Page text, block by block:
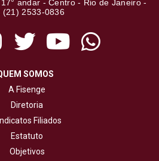
andar - Centro - Rio de Janeiro -
(21) 2533-0836
SOMOS
A Fisenge
Diretoria
Filiados
Estatuto
Objetivos